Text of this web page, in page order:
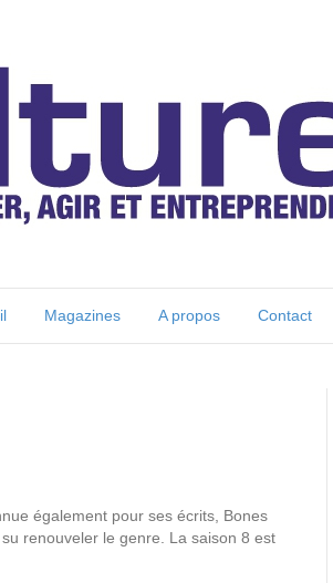
Magazines A propos Contact
également pour ses écrits, Bones
renouveler le genre. La saison 8 est